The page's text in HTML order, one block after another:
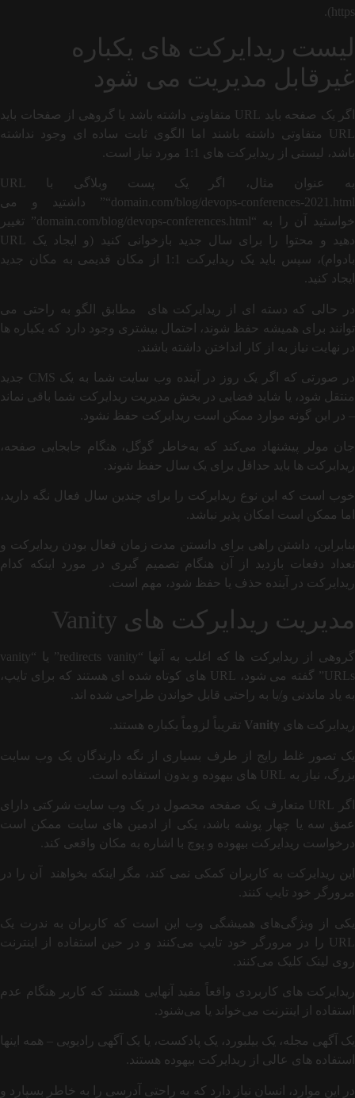
https).
لیست ریدایرکت های یکباره
غیرقابل مدیریت می شود
اگر یک صفحه باید URL متفاوتی داشته باشد یا گروهی از صفحات باید
URL متفاوتی داشته باشند اما الگوی ثابت ساده ای وجود نداشته
باشد، لیستی از ریدایرکت های 1:1 مورد نیاز است.
به عنوان مثال، اگر یک پست وبلاگی با URL
“domain.com/blog/devops-conferences-2021.html” داشتید و می
خواستید آن را به “domain.com/blog/devops-conferences.html” تغییر
دهید و محتوا را برای سال جدید بازخوانی کنید (و ایجاد یک URL
بادوام)، سپس باید یک ریدایرکت 1:1 از مکان قدیمی به مکان جدید
ایجاد کنید.
در حالی که دسته ای از ریدایرکت های مطابق الگو به راحتی می
توانند برای همیشه حفظ شوند، احتمال بیشتری وجود دارد که یکباره ها
در نهایت نیاز به از کار انداختن داشته باشند.
در صورتی که اگر یک روز در آینده وب سایت شما به یک CMS جدید
منتقل شود، یا شاید فضایی در بخش مدیریت ریدایرکت شما باقی نماند
– در این گونه موارد ممکن است ریدایرکت حفظ نشود.
جان مولر پیشنهاد می‌کند که به‌خاطر گوگل، هنگام جابجایی صفحه،
ریدایرکت ها باید حداقل برای یک سال حفظ شوند.
خوب است که این نوع ریدایرکت را برای چندین سال فعال نگه دارید،
اما ممکن است امکان پذیر نباشد.
بنابراین، داشتن راهی برای دانستن مدت زمان فعال بودن ریدایرکت و
تعداد دفعات بازدید از آن هنگام تصمیم گیری در مورد اینکه کدام
ریدایرکت در آینده حذف یا حفظ شود، مهم است.
مدیریت ریدایرکت های Vanity
گروهی از ریدایرکت ها که اغلب به آنها “redirects vanity” یا “vanity
URLs” گفته می شود، URL های کوتاه شده ای هستند که برای تایپ،
به یاد ماندنی و/یا به راحتی قابل خواندن طراحی شده اند.
ریدایرکت های Vanity تقریباً لزوماً یکباره هستند.
یک تصور غلط رایج از طرف بسیاری از نگه دارندگان یک وب سایت
بزرگ، نیاز به URL های بیهوده و بدون استفاده است.
اگر URL متعارف یک صفحه محصول در یک وب سایت شرکتی دارای
عمق سه یا چهار پوشه باشد، یکی از ادمین های سایت ممکن است
درخواست ریدایرکت بیهوده و پوچ با اشاره به مکان واقعی کند.
این ریدایرکت به کاربران کمکی نمی کند، مگر اینکه بخواهند آن را در
مرورگر خود تایپ کنند.
یکی از ویژگی‌های همیشگی وب این است که کاربران به ندرت یک
URL را در مرورگر خود تایپ می‌کنند و در حین استفاده از اینترنت
روی لینک کلیک می‌کنند.
ریدایرکت های کاربردی واقعاً مفید آنهایی هستند که کاربر هنگام عدم
استفاده از اینترنت می‌خواند یا می‌شنود.
یک آگهی مجله، یک بیلبورد، یک پادکست، یا یک آگهی رادیویی – همه اینها
استفاده های عالی از ریدایرکت بیهوده هستند.
در این موارد، انسان نیاز دارد که به راحتی آدرسی را به خاطر بسپارد و